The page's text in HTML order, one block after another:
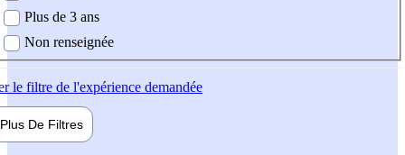
Plus de 3 ans
Non renseignée
le filtre de l'expérience demandée
Plus De Filtres